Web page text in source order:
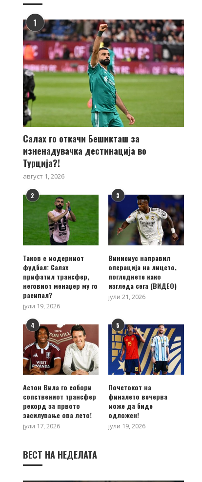
1
Салах го откачи Бешикташ за
изненадувачка дестинација во
Турција?!
август 1, 2026
2
Таков е модерниот
фудбал: Салах
прифатил трансфер,
неговиот менаџер му го
расипал?
јули 19, 2026
3
Винисиус направил
операција на лицето,
погледнете како
изгледа сега (ВИДЕО)
јули 21, 2026
4
Астон Вила го собори
сопствениот трансфер
рекорд за првото
засилување ова лето!
јули 17, 2026
5
Почетокот на
финалето вечерва
може да биде
одложен!
јули 19, 2026
ВЕСТ НА НЕДЕЛАТА